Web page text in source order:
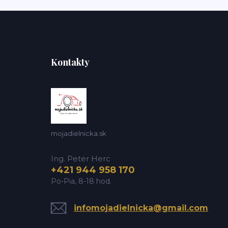
Kontakty
mojadielnicka.sk
Ing. Peter Herc
+421 944 958 170
Po-Pia, 8-18 hod.
infomojadielnicka@gmail.com